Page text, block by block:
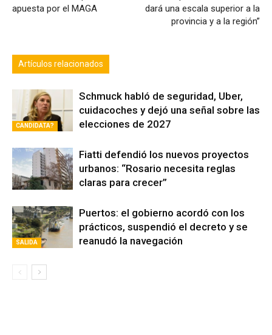
apuesta por el MAGA
dará una escala superior a la
provincia y a la región”
Artículos relacionados
CANDIDATA?
Schmuck habló de seguridad, Uber,
cuidacoches y dejó una señal sobre las
elecciones de 2027
Fiatti defendió los nuevos proyectos
urbanos: “Rosario necesita reglas
claras para crecer”
SALIDA
Puertos: el gobierno acordó con los
prácticos, suspendió el decreto y se
reanudó la navegación